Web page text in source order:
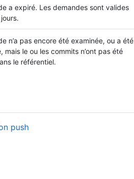
a expiré. Les demandes sont valides
n’a pas encore été examinée, ou a été
mais le ou les commits n’ont pas été
le référentiel.
push